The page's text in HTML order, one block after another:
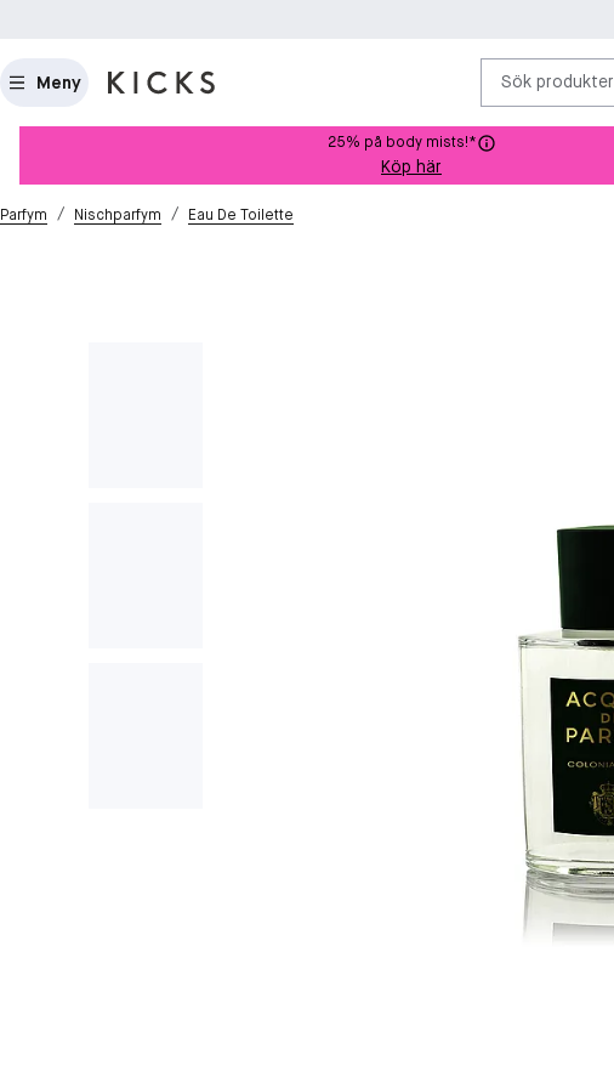
Meny Sök produkter
25% på body mists!*
Köp här
Parfym / Nischparfym / Eau De Toilette